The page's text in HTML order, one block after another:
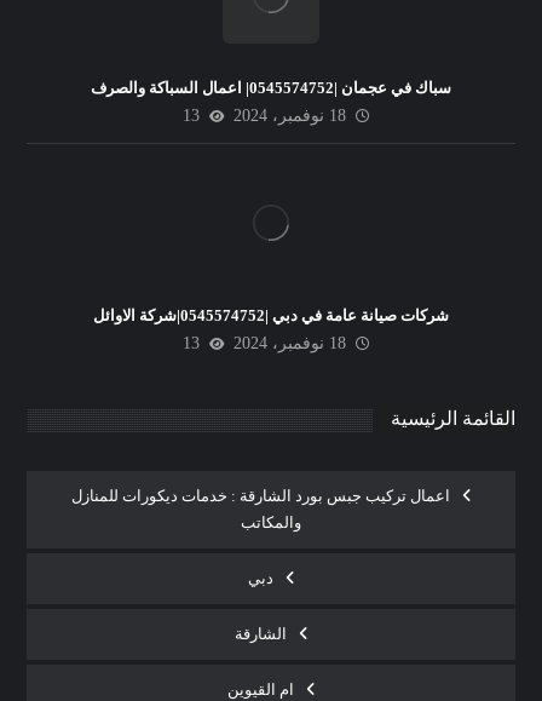
سباك في عجمان |0545574752| اعمال السباكة والصرف
18 نوفمبر، 2024
13
شركات صيانة عامة في دبي |0545574752|شركة الاوائل
18 نوفمبر، 2024
13
القائمة الرئيسية
اعمال تركيب جبس بورد الشارقة : خدمات ديكورات للمنازل
والمكاتب
دبي
الشارقة
ام القيوين